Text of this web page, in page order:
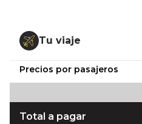
Tu viaje
Precios por pasajeros
Total a pagar